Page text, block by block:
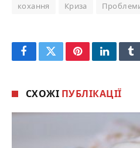
кохання Криза
FacebookTwitterPinterest
СХОЖІ ПУБЛІКАЦІЇ